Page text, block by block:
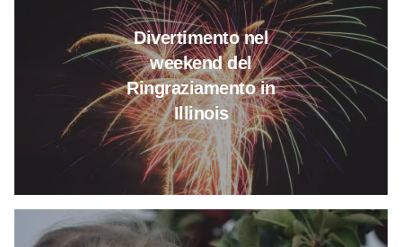
Divertimento nel
weekend del
Ringraziamento in
Illinois
Per saperne di più su Fresh